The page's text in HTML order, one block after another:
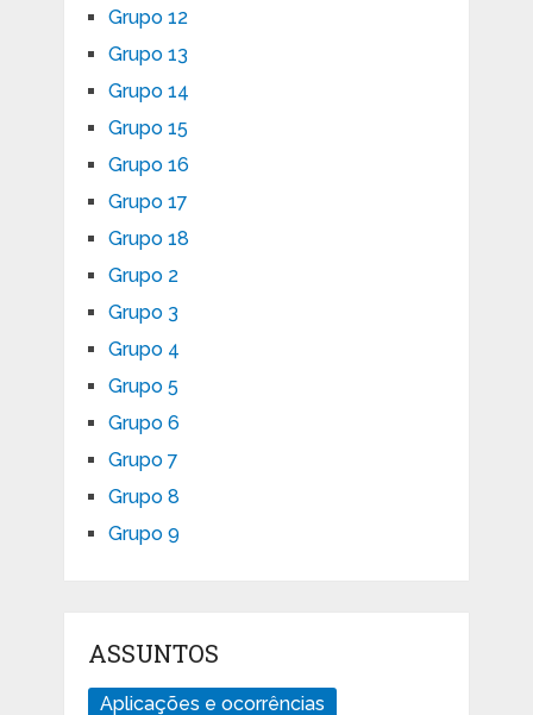
Grupo 12
Grupo 13
Grupo 14
Grupo 15
Grupo 16
Grupo 17
Grupo 18
Grupo 2
Grupo 3
Grupo 4
Grupo 5
Grupo 6
Grupo 7
Grupo 8
Grupo 9
ASSUNTOS
Aplicações e ocorrências